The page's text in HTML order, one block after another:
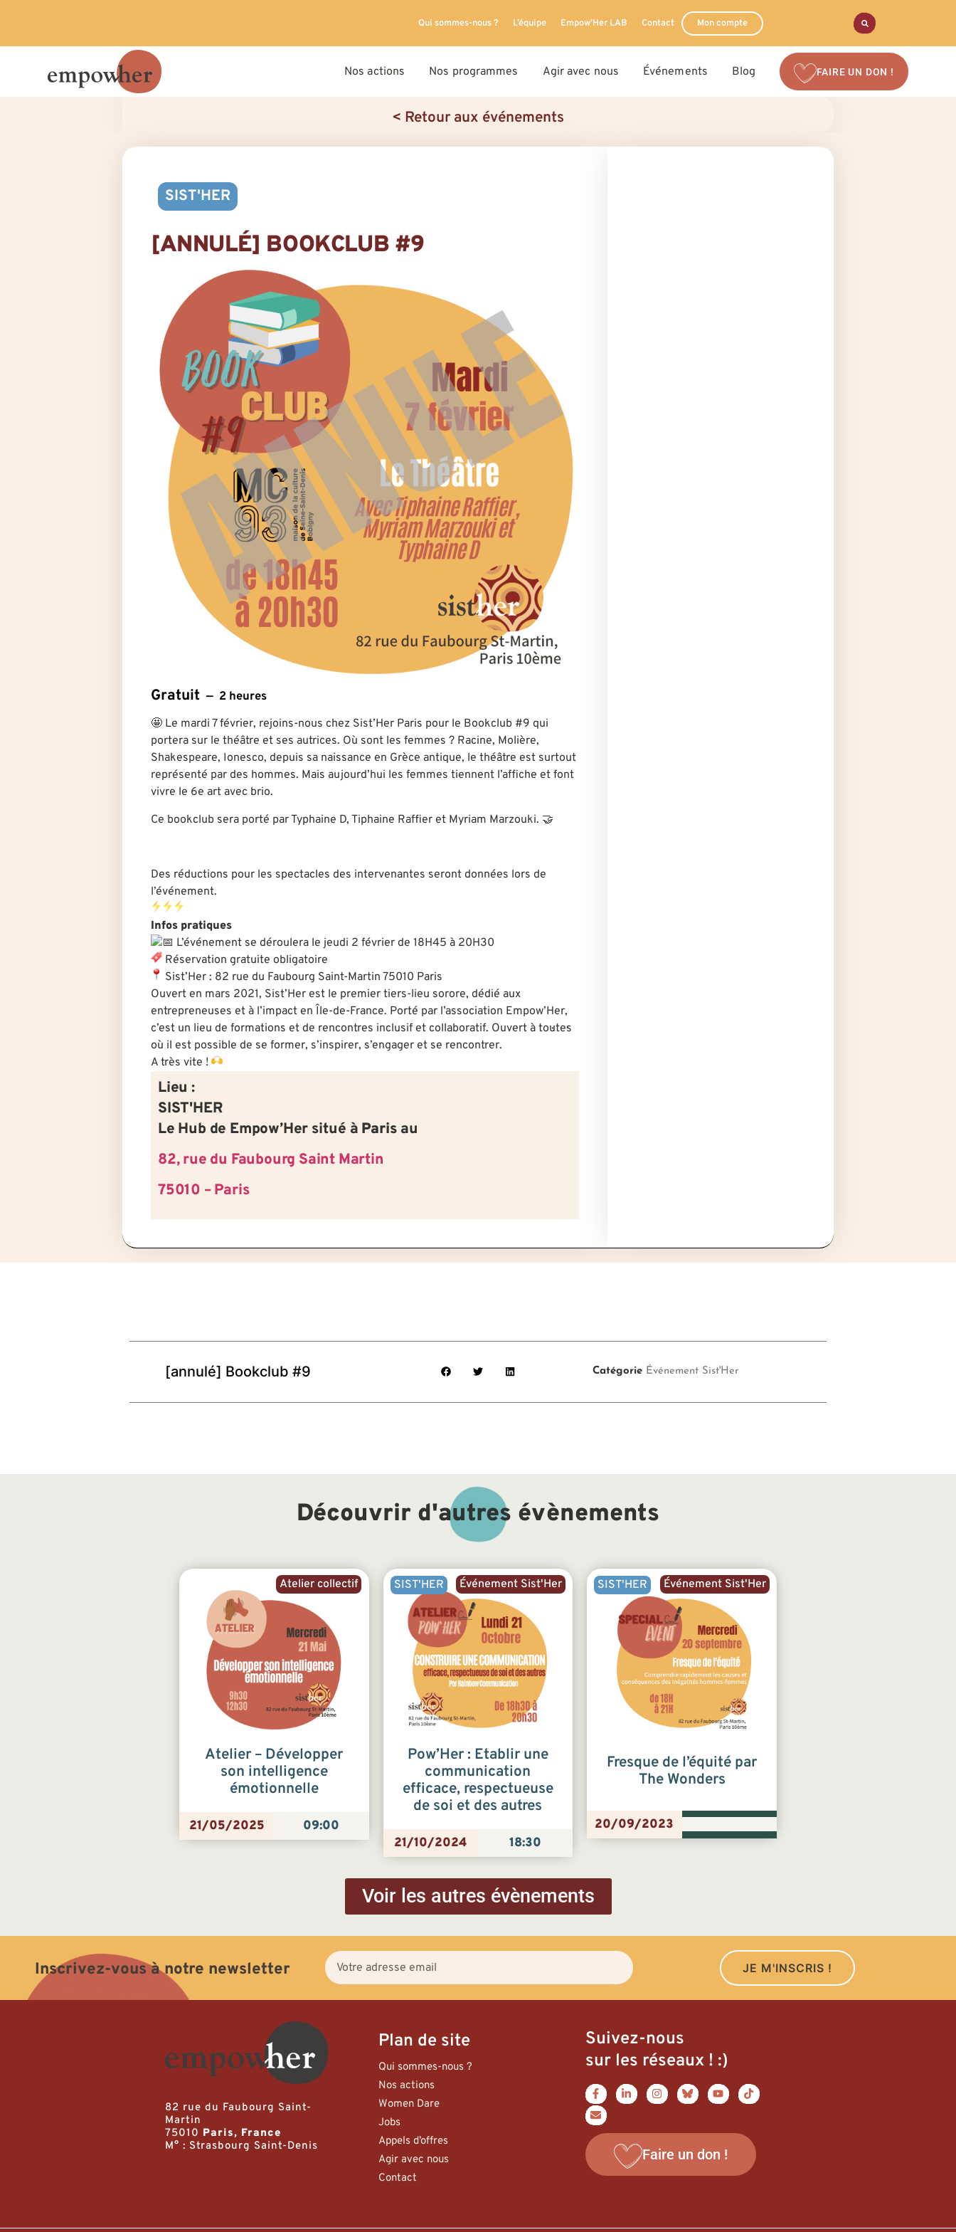
Qui sommes-nous ? L’équipe Empow’Her LAB Contact Mon compte
Nos actions Nos programmes Agir avec nous Événements Blog FAIRE UN DON !
< Retour aux événements
SIST'HER
[ANNULÉ] BOOKCLUB #9
Gratuit 2 heures
🤩 Le mardi 7 février, rejoins-nous chez Sist’Her Paris pour le Bookclub #9 qui
portera sur le théâtre et ses autrices. Où sont les femmes ? Racine, Molière,
Shakespeare, Ionesco, depuis sa naissance en Grèce antique, le théâtre est surtout
représenté par des hommes. Mais aujourd’hui les femmes tiennent l’affiche et font
vivre le 6e art avec brio.
Ce bookclub sera porté par Typhaine D, Tiphaine Raffier et Myriam Marzouki. 🤝
Des réductions pour les spectacles des intervenantes seront données lors de
l’événement.
Infos pratiques
L’événement se déroulera le jeudi 2 février de 18H45 à 20H30
Réservation gratuite obligatoire
Sist’Her : 82 rue du Faubourg Saint-Martin 75010 Paris
Ouvert en mars 2021, Sist’Her est le premier tiers-lieu sorore, dédié aux
entrepreneuses et à l’impact en Île-de-France. Porté par l’association Empow’Her,
c’est un lieu de formations et de rencontres inclusif et collaboratif. Ouvert à tou·te·s
où il est possible de se former, s’inspirer, s’engager et se rencontrer.
A très vite !
Lieu :
SIST'HER
Le Hub de Empow’Her situé à Paris au
82, rue du Faubourg Saint Martin
75010 – Paris
[annulé] Bookclub #9 Catégorie Événement Sist'Her
Découvrir d'autres évènements
Atelier collectif
Atelier – Développer
son intelligence
émotionnelle
21/05/2025 09:00
Événement Sist'Her
SIST'HER
Pow’Her : Etablir une
communication
efficace, respectueuse
de soi et des autres
21/10/2024 18:30
Événement Sist'Her
SIST'HER
Fresque de l’équité par
The Wonders
20/09/2023
Voir les autres évènements
Inscrivez-vous à notre newsletter JE M'INSCRIS !
82 rue du Faubourg Saint-
Martin
75010 Paris, France
M° : Strasbourg Saint-Denis
Plan de site
Qui sommes-nous ?
Nos actions
Women Dare
Jobs
Appels d’offres
Agir avec nous
Contact
Suivez-nous
sur les réseaux ! :)
Faire un don !